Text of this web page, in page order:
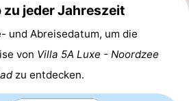
zu jeder Jahreszeit
und Abreisedatum, um die
von Villa 5A Luxe - Noordzee
zu entdecken.